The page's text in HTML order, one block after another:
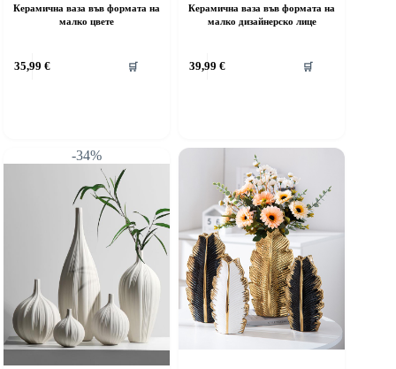
Керамична ваза във формата на
малко цвете
35,99 € 🛒
Керамична ваза във формата на
малко дизайнерско лице
39,99 € 🛒
-34%